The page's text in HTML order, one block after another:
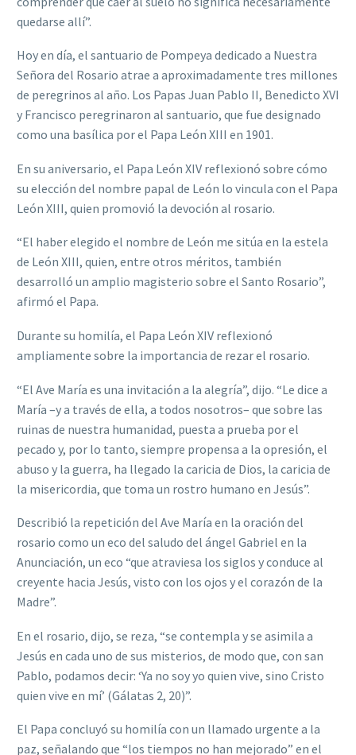
quedarse allí”.
Hoy en día, el santuario de Pompeya dedicado a Nuestra
Señora del Rosario atrae a aproximadamente tres millones
de peregrinos al año. Los Papas Juan Pablo II, Benedicto XVI
y Francisco peregrinaron al santuario, que fue designado
como una basílica por el Papa León XIII en 1901.
En su aniversario, el Papa León XIV reflexionó sobre cómo
su elección del nombre papal de León lo vincula con el Papa
León XIII, quien promovió la devoción al rosario.
“El haber elegido el nombre de León me sitúa en la estela
de León XIII, quien, entre otros méritos, también
desarrolló un amplio magisterio sobre el Santo Rosario”,
afirmó el Papa.
Durante su homilía, el Papa León XIV reflexionó
ampliamente sobre la importancia de rezar el rosario.
“El Ave María es una invitación a la alegría”, dijo. “Le dice a
María –y a través de ella, a todos nosotros– que sobre las
ruinas de nuestra humanidad, puesta a prueba por el
pecado y, por lo tanto, siempre propensa a la opresión, el
abuso y la guerra, ha llegado la caricia de Dios, la caricia de
la misericordia, que toma un rostro humano en Jesús”.
Describió la repetición del Ave María en la oración del
rosario como un eco del saludo del ángel Gabriel en la
Anunciación, un eco “que atraviesa los siglos y conduce al
creyente hacia Jesús, visto con los ojos y el corazón de la
Madre”.
En el rosario, dijo, se reza, “se contempla y se asimila a
Jesús en cada uno de sus misterios, de modo que, con san
Pablo, podamos decir: ‘Ya no soy yo quien vive, sino Cristo
quien vive en mí’ (Gálatas 2, 20)”.
El Papa concluyó su homilía con un llamado urgente a la
paz, señalando que “los tiempos no han mejorado” en el